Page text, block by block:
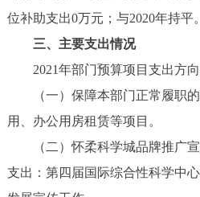
位补助支出0万元；与2020年持平。
三、主要支出情况
2021年部门预算项目支出方向
（一）保障本部门正常履职的
用、办公用房租赁等项目。
（二）怀柔科学城品牌推广宣
支出：第四届国际综合性科学中